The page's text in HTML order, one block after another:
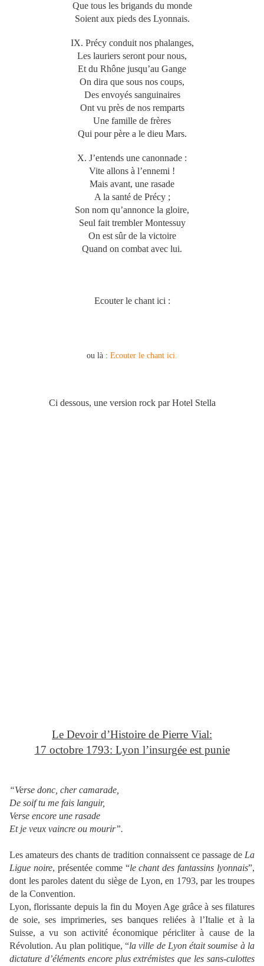
Que tous les brigands du monde
Soient aux pieds des Lyonnais.
IX. Précy conduit nos phalanges,
Les lauriers seront pour nous,
Et du Rhône jusqu’au Gange
On dira que sous nos coups,
Des envoyés sanguinaires
Ont vu près de nos remparts
Une famille de frères
Qui pour père a le dieu Mars.
X. J’entends une canonnade :
Vite allons à l’ennemi !
Mais avant, une rasade
A la santé de Précy ;
Son nom qu’annonce la gloire,
Seul fait trembler Montessuy
On est sûr de la victoire
Quand on combat avec lui.
Ecouter le chant ici :
ou là : Ecouter le chant ici.
Ci dessous, une version rock par Hotel Stella
Le Devoir d’Histoire de Pierre Vial:
17 octobre 1793: Lyon l’insurgée est punie
“Verse donc, cher camarade,
De soif tu me fais languir,
Verse encore une rasade
Et je veux vaincre ou mourir”.
Les amateurs des chants de tradition connaissent ce passage de La
Ligue noire, présentée comme “le chant des fantassins lyonnais”,
dont les paroles datent du siège de Lyon, en 1793, par les troupes
de la Convention.
Lyon, florissante depuis la fin du Moyen Age grâce à ses filatures
de soie, ses imprimeries, ses banques reliées à l’Italie et à la
Suisse, a vu son activité économique péricliter à cause de la
Révolution. Au plan politique, “la ville de Lyon était soumise à la
dictature d’éléments encore plus extrémistes que les sans-culottes